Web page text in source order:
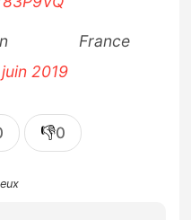
France
2019
👎0